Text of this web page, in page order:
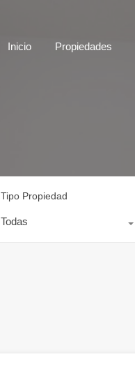
Inicio Propiedades
Tipo Propiedad
Todas